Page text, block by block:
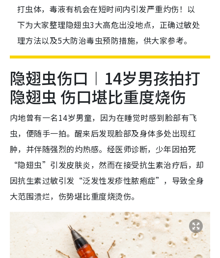
打虫体，毒液有机会在短时间内引发严重灼伤！以
下为大家整理隐翅虫3大高危出没地点，正确过敏处
理方法以及5大防治毒虫预防措施，供大家参考。
隐翅虫伤口︱14岁男孩拍打
隐翅虫 伤口堪比重度烧伤
内地曾有一名14岁男童，因为在睡觉时感到脸部有飞
虫，便随手一拍。醒来后发现脸部及身体多处出现红
肿，并伴随强烈的灼热感。经医师诊断，少年因拍死
“隐翅虫”引发皮肤炎，然而在接受抗生素治疗后，却
因抗生素过敏引发“泛发性发疹性脓疱症”，导致全身
大范围溃烂，伤势堪比重度烧烫伤。